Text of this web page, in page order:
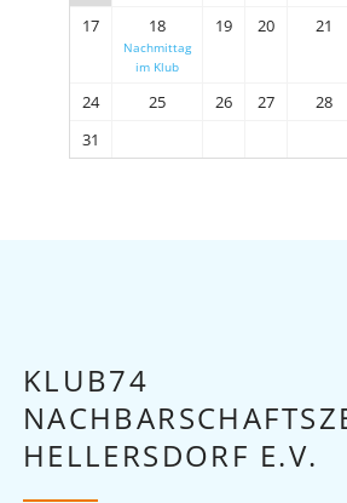
17 18
Nachmittag
im Klub
19 20 21
24 25 26 27 28
31
KLUB74
HELLERSDORF E.V.